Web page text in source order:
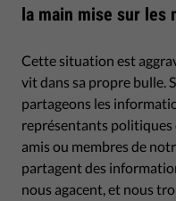
la main mise sur les
Cette situation est
vit dans sa propre bulle.
partageons les
représentants politiques
amis ou membres de
partagent des
nous agacent, et nous